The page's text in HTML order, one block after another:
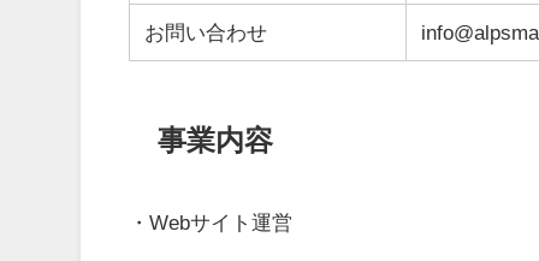
お問い合わせ
事業内容
・Webサイト運営